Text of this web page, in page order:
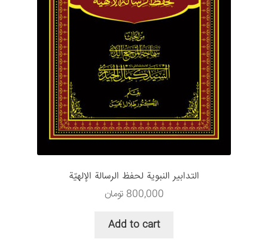
التدابير النبوية لحفظ الرسالة الإلهيّة
800,000 تومان
Add to cart